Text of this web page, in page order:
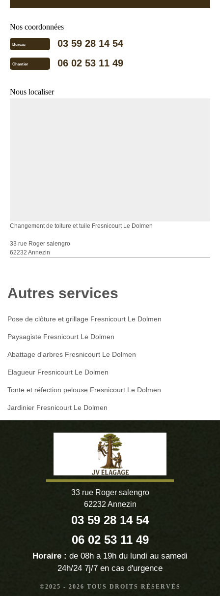
Nos coordonnées
Bureau 03 59 28 14 54
Chantier 06 02 53 11 49
Nous localiser
Changement de toiture et tuile Fresnicourt Le Dolmen
33 rue Roger salengro
62232 Annezin
Autres services
Pose de clôture et grillage Fresnicourt Le Dolmen
Paysagiste Fresnicourt Le Dolmen
Abattage d'arbres Fresnicourt Le Dolmen
Elagueur Fresnicourt Le Dolmen
Tonte et réfection pelouse Fresnicourt Le Dolmen
Jardinier Fresnicourt Le Dolmen
33 rue Roger salengro
62232 Annezin
03 59 28 14 54
06 02 53 11 49
Horaire : de 08h a 19h du lundi au samedi
24h/24 7j/7 en cas d'urgence
©2025 - 2026 TOUS DROITS RÉSERVÉS